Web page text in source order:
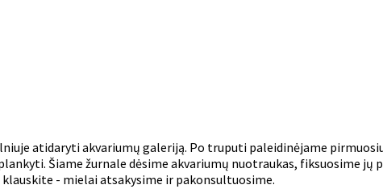
atidaryti akvariumų galeriją. Po truputi paleidinėjame
Šiame žurnale dėsime akvariumų nuotraukas, fiksuosime jų
- mielai atsakysime ir pakonsultuosime.